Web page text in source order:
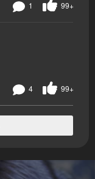
99+
1
99+
4